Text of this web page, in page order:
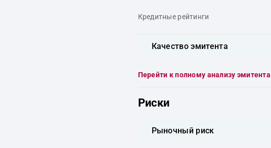
Кредитные рейтинги
Качество эмитента
Перейти к полному анализу эмитента
Риски
Рыночный риск